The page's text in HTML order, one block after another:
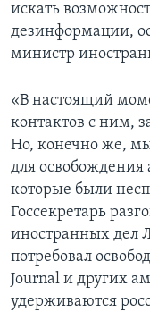
искать
дезинформации,
министр
«В настоящий
контактов с ним,
Но, конечно же,
для
которые были
Госсекретарь
иностранных дел
потребовал
Journal и других
удерживаются